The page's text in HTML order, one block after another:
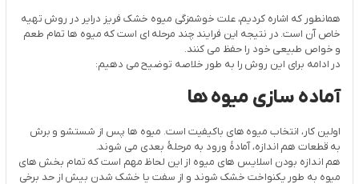
همانطور که اشاره کردیم، علت خوشمزگی میوه خشک فریز درایر در روش تهیه
خاص آن است. در نتیجه این فرایند چند مرحله ای است که میوه ها تمام طعم
و خواص طبیعی خود را حفظ می کنند.
در ادامه برای این روش را به طور خلاصه توضیح می دهیم:
آماده سازی میوه ها
اولین کار، انتخاب میوه های باکیفیت است. میوه ها پس از شستشو و برش
به قطعات هم اندازه، آمادۀ ورود به مرحلۀ بعدی می شوند.
هم اندازه بودن اسلایس های میوه از این لحاظ مهم است که تمام بخش های
میوه به طور یکنواخت خشک شوند و از سفت یا خشک شدن بیش از حد برخی